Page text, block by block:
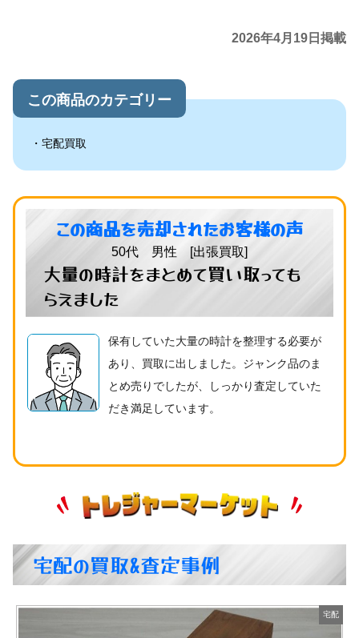
2026年4月19日掲載
この商品のカテゴリー
宅配買取
この商品を売却されたお客様の声
50代 男性 [出張買取]
大量の時計をまとめて買い取っても
らえました
保有していた大量の時計を整理する必要が
あり、買取に出しました。ジャンク品のま
とめ売りでしたが、しっかり査定していた
だき満足しています。
宅配の買取&査定事例
宅配